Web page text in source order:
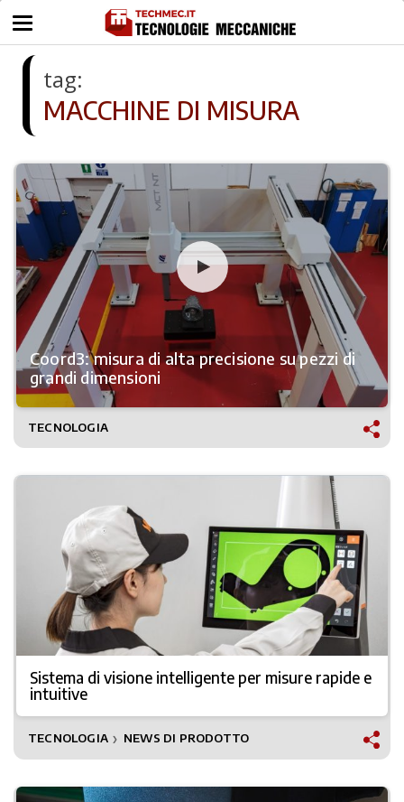
tag:
MACCHINE DI MISURA
Coord3: misura di alta precisione su pezzi di
grandi dimensioni
TECNOLOGIA
Sistema di visione intelligente per misure rapide e
intuitive
TECNOLOGIA ❯ NEWS DI PRODOTTO